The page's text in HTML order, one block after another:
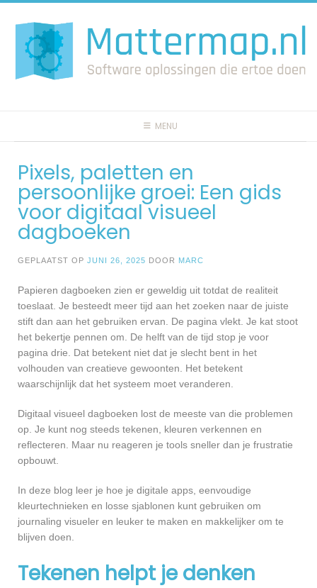
naar
inhoud
MENU
Pixels, paletten en
persoonlijke groei: Een gids
voor digitaal visueel
dagboeken
GEPLAATST OP JUNI 26, 2025 DOOR MARC
Papieren dagboeken zien er geweldig uit totdat de realiteit
toeslaat. Je besteedt meer tijd aan het zoeken naar de juiste
stift dan aan het gebruiken ervan. De pagina vlekt. Je kat stoot
het bekertje pennen om. De helft van de tijd stop je voor
pagina drie. Dat betekent niet dat je slecht bent in het
volhouden van creatieve gewoonten. Het betekent
waarschijnlijk dat het systeem moet veranderen.
Digitaal visueel dagboeken lost de meeste van die problemen
op. Je kunt nog steeds tekenen, kleuren verkennen en
reflecteren. Maar nu reageren je tools sneller dan je frustratie
opbouwt.
In deze blog leer je hoe je digitale apps, eenvoudige
kleurtechnieken en losse sjablonen kunt gebruiken om
journaling visueler en leuker te maken en makkelijker om te
blijven doen.
Tekenen helpt je denken